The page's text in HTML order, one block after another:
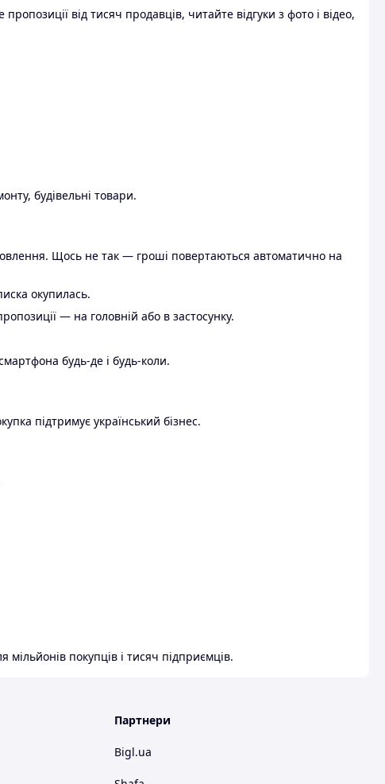
від тисяч продавців, читайте відгуки з фото і відео,
будівельні товари.
Щось не так — гроші повертаються автоматично на
окупилась.
— на головній або в застосунку.
будь-де і будь-коли.
підтримує український бізнес.
покупців і тисяч підприємців.
Партнери
Bigl.ua